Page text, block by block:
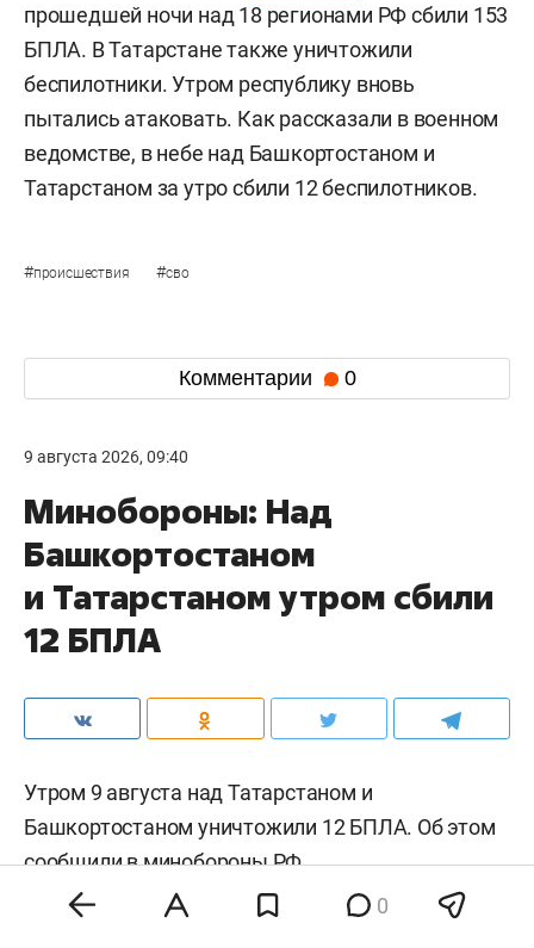
прошедшей ночи над 18 регионами РФ сбили 153
БПЛА. В Татарстане также уничтожили
беспилотники. Утром республику вновь
пытались атаковать. Как рассказали в военном
ведомстве, в небе над Башкортостаном и
Татарстаном за утро сбили 12 беспилотников.
#происшествия #сво
Комментарии 0
9 августа 2026, 09:40
Минобороны: Над
Башкортостаном
и Татарстаном утром сбили
12 БПЛА
Утром 9 августа над Татарстаном и
Башкортостаном уничтожили 12 БПЛА. Об этом
сообщилив минобороны РФ.
0